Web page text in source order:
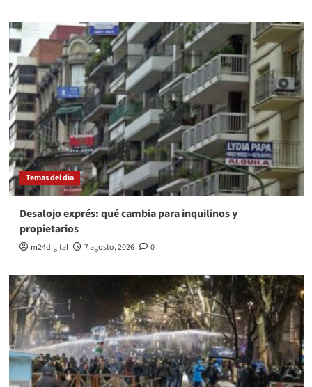
Temas del dia
Desalojo exprés: qué cambia para inquilinos y
propietarios
m24digital 7 agosto, 2026 0